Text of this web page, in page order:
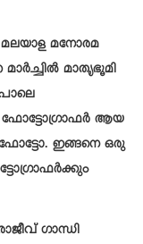
മനോരമ
മാതൃഭൂമി
ആയ
ഇങ്ങനെ ഒരു
ഗാന്ധി